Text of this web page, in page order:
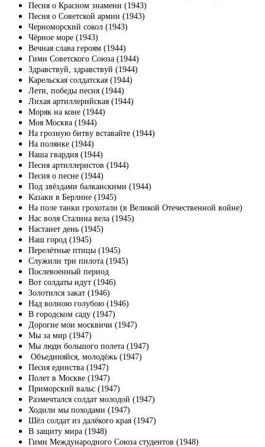
Песня о Красном знамени (1943)
Песня о Советской армии (1943)
Черноморский сокол (1943)
Чёрное море (1943)
Вечная слава героям (1944)
Гимн Советского Союза (1944)
Здравствуй, здравствуй (1944)
Карельская солдатская (1944)
Лети, победы песня (1944)
Лихая артиллерийская (1944)
Моряк на коне (1944)
Моя Москва (1944)
На грозную битву вставайте (1944)
На полянке (1944)
Наша гвардия (1944)
Песня артиллеристов (1944)
Песня о песне (1944)
Под звёздами балканскими (1944)
Казаки в Берлине (1945)
На поле танки грохотали (в Великой Отечественной войне)
Нас воля Сталина вела (1945)
Настанет день (1945)
Наш город (1945)
Перелётные птицы (1945)
Служили три пилота (1945)
Послевоенный период
Вот солдаты идут (1946)
Золотился закат (1946)
Над волною голубою (1946)
В городском саду (1947)
Дорогие мои москвичи (1947)
Мы за мир (1947)
Мы люди большого полета (1947)
Объединяйся, молодёжь (1947)
Песня единства (1947)
Полет в Москве (1947)
Приморский вальс (1947)
Размечтался солдат молодой (1947)
Ходили мы походами (1947)
Шёл солдат из далёкого края (1947)
В защиту мира (1948)
Гимн Международного Союза студентов (1948)